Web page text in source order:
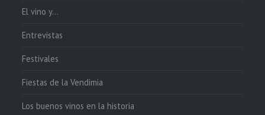
El vino y…
Entrevistas
Festivales
Fiestas de la Vendimia
Los buenos vinos en la historia